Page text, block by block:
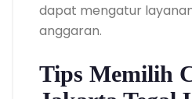
dapat mengatur
anggaran.
Tips Memilih